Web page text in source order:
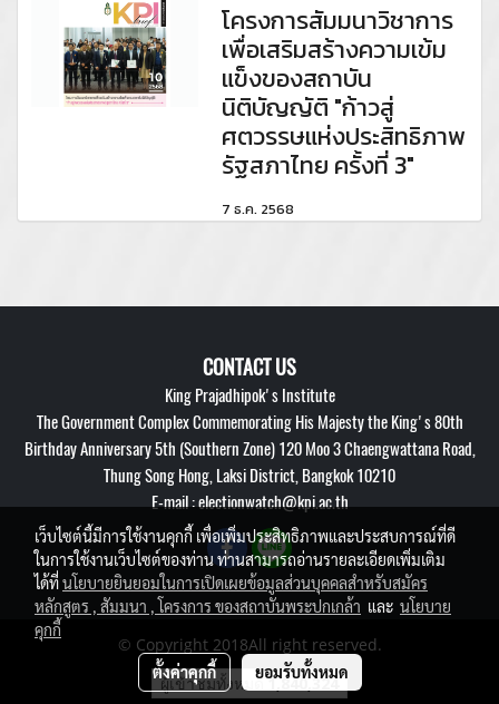
โครงการสัมมนาวิชาการ
เพื่อเสริมสร้างความเข้ม
แข็งของสถาบัน
นิติบัญญัติ "ก้าวสู่
ศตวรรษแห่งประสิทธิภาพ
รัฐสภาไทย ครั้งที่ 3"
7 ธ.ค. 2568
CONTACT US
King Prajadhipok's Institute
The Government Complex Commemorating His Majesty the King's 80th
Birthday Anniversary 5th (Southern Zone) 120 Moo 3 Chaengwattana Road,
Thung Song Hong, Laksi District, Bangkok 10210
E-mail : electionwatch@kpi.ac.th
© Copyright 2018All right reserved.
ผู้เข้าชมทั้งหมด1,840,324
เว็บไซต์นี้มีการใช้งานคุกกี้ เพื่อเพิ่มประสิทธิภาพและประสบการณ์ที่ดี
ในการใช้งานเว็บไซต์ของท่าน ท่านสามารถอ่านรายละเอียดเพิ่มเติม
ได้ที่นโยบายยินยอมในการเปิดเผยข้อมูลส่วนบุคคลสำหรับสมัคร
หลักสูตร , สัมมนา , โครงการ ของสถาบันพระปกเกล้า และ นโยบาย
คุกกี้
ตั้งค่าคุกกี้ ยอมรับทั้งหมด